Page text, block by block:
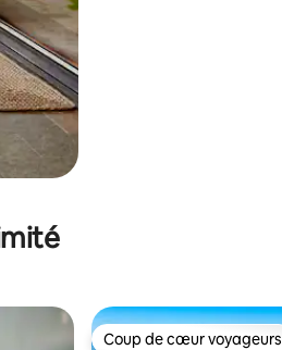
Coup de cœur voyageurs